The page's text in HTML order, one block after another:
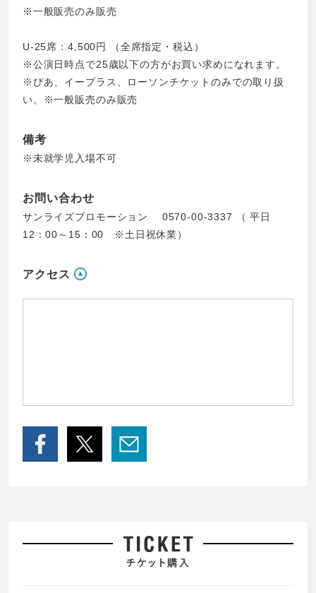
※一般販売のみ販売
U-25席：4,500円 （全席指定・税込）
※公演日時点で25歳以下の方がお買い求めになれます。
※ぴあ、イープラス、ローソンチケットのみでの取り扱
い。※一般販売のみ販売
備考
※未就学児入場不可
お問い合わせ
サンライズプロモーション 0570-00-3337 （ 平日
12：00～15：00 ※土日祝休業）
アクセス